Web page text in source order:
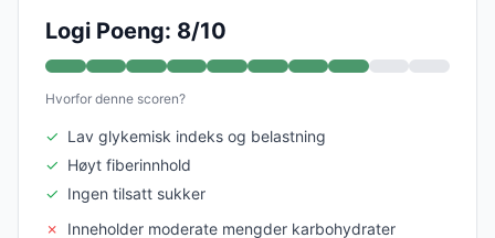
Logi Poeng: 8/10
Hvorfor denne scoren?
✓ Lav glykemisk indeks og belastning
✓ Høyt fiberinnhold
✓ Ingen tilsatt sukker
✗
Inneholder moderate mengder karbohydrater